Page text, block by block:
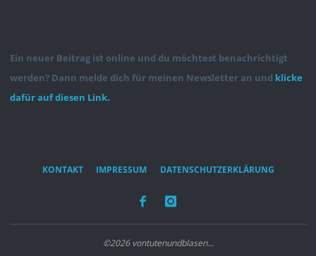
Ein neuer Beitrag ist online und du möchtest benachrichtigt
werden? Dann melde dich für meinen Newsletter an und klicke
dafür auf diesen Link.
KONTAKT IMPRESSUM DATENSCHUTZERKLÄRUNG
©2026 vontutenundblasen...